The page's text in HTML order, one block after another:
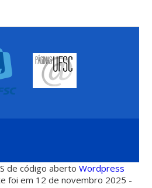
de código abertoWordpress
foi em 12 de novembro 2025 -